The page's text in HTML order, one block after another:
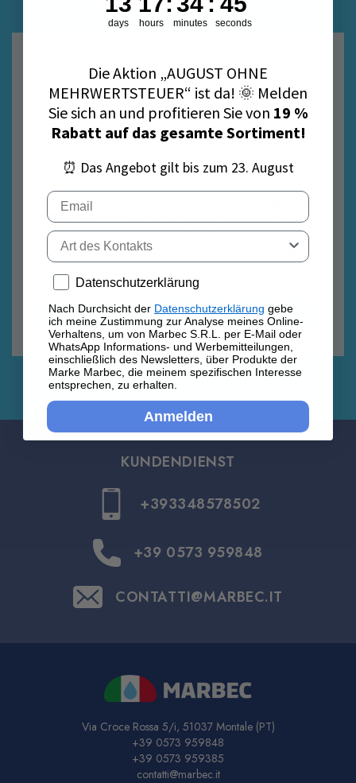
Datenschutzrichtlinie
Datenschutzrichtlinie
Nach Durchsicht der
gebe ich
meine Zustimmung zur Analyse meines Online-
WhatsApp Informations- und Werbemitteilungen,
einschließlich des Newsletters, über Produkte der
Marke Marbec, die meinem spezifischen Interesse
entsprechen, zu erhalten.
Anmelden
KUNDENDIENST
+393348578502
+39 0573 959848
CONTATTI@MARBEC.IT
Via Croce Rossa 5/i, 51037 Montale (PT)
+39 0573 959848
+39 0573 959385
contatti@marbec.it
days hours minutes seconds
Die Aktion „AUGUST OHNE
MEHRWERTSTEUER“ ist da! 🌞 Melden
Sie sich an und profitieren Sie von 19 %
Rabatt auf das gesamte Sortiment!
⏰ Das Angebot gilt bis zum 23. August
Email
Tipo di contatto
Privacy policy
Datenschutzerklärung
Nach Durchsicht der Datenschutzerklärung gebe
ich meine Zustimmung zur Analyse meines Online-
Verhaltens, um von Marbec S.R.L. per E-Mail oder
WhatsApp Informations- und Werbemitteilungen,
einschließlich des Newsletters, über Produkte der
Marke Marbec, die meinem spezifischen Interesse
entsprechen, zu erhalten.
Anmelden